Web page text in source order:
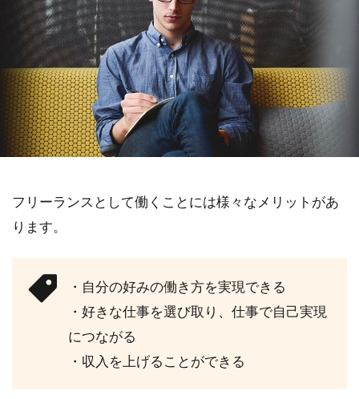
フリーランスとして働くことには様々なメリットがあ
ります。
・自分の好みの働き方を実現できる
・好きな仕事を選び取り、仕事で自己実現
につながる
・収入を上げることができる